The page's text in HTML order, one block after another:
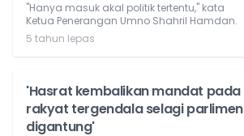
"Hanya masuk akal politik tertentu," kata
Ketua Penerangan Umno Shahril Hamdan.
5 tahun lepas
'Hasrat kembalikan mandat pada
rakyat tergendala selagi parlimen
digantung'